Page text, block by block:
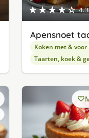
★★★★☆
Apensnoet
Koken met &
Taarten, koek &